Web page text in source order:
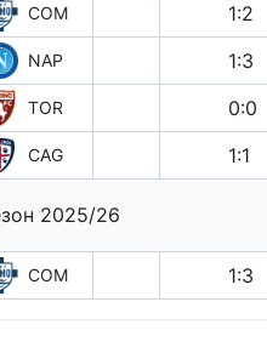
COM 1:2
NAP 1:3
TOR 0:0
CAG 1:1
2025/26
COM 1:3